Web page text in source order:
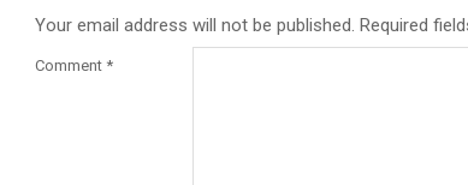
Your email address will not be published. Required
Comment *